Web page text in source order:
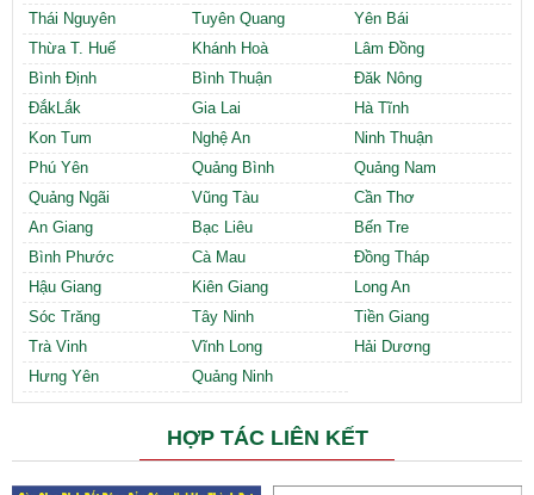
Cần thuê MBKD tại Phường Văn Miếu
Cần thuê MBKD tại Phường Kim Liên
Cần thuê MBKD tại Phường Bạch Mai
Cần thuê MBKD tại Phường Vĩnh Tuy
Thái Nguyên
Tuyên Quang
Yên Bái
Thừa T. Huế
Khánh Hoà
Lâm Đồng
Bình Định
Bình Thuận
Đăk Nông
ĐắkLắk
Gia Lai
Hà Tĩnh
Kon Tum
Nghệ An
Ninh Thuận
Phú Yên
Quảng Bình
Quảng Nam
Quảng Ngãi
Vũng Tàu
Cần Thơ
An Giang
Bạc Liêu
Bến Tre
Bình Phước
Cà Mau
Đồng Tháp
Hậu Giang
Kiên Giang
Long An
Sóc Trăng
Tây Ninh
Tiền Giang
Trà Vinh
Vĩnh Long
Hải Dương
Hưng Yên
Quảng Ninh
HỢP TÁC LIÊN KẾT